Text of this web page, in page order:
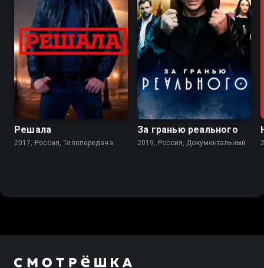
7.5
Решала
2017, Россия, Телепередача
7.3
За гранью реального
2019, Россия, Документальный